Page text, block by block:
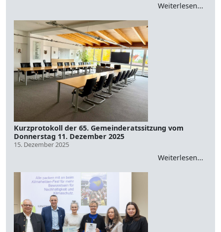
Weiterlesen...
Kurzprotokoll der 65. Gemeinderatssitzung vom
Donnerstag 11. Dezember 2025
15. Dezember 2025
Weiterlesen...